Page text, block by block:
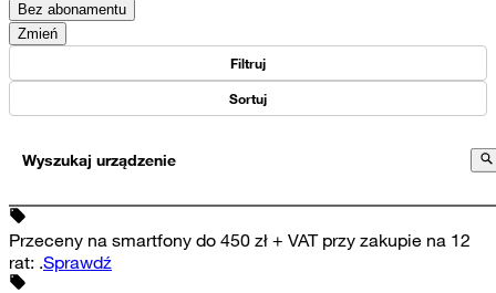
Bez abonamentu
Zmień
Filtruj
Sortuj
Wyszukaj urządzenie
Przeceny na smartfony do 450 zł + VAT przy zakupie na 12
rat: .Sprawdź